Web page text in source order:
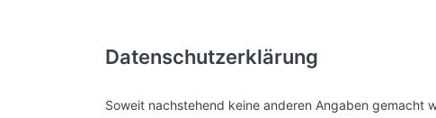
Datenschutzerklärung
Soweit nachstehend keine anderen Angaben gemacht